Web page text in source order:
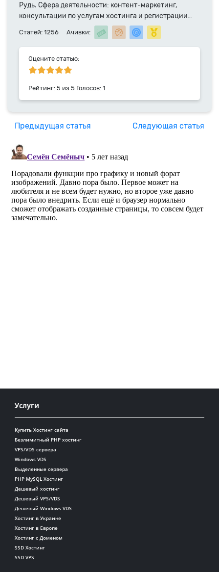
Рудь. Сфера деятельности: контент-маркетинг,
консультации по услугам хостинга и регистрации
доменных имен. Специалист компании HyperHost.UA
Статей: 1256 Ачивки:
Оцените статью:
Рейтинг: 5 из 5 Голосов: 1
Предыдущая статья Следующая статья
Услуги
Купить Хостинг сайта
Безлимитный PHP хостинг
VPS/VDS сервера
Windows VDS
Выделенные сервера
PHP MySQL Хостинг
Дешевый хостинг
Дешевый VPS/VDS
Дешевый Windows VDS
Хостинг в Украине
Хостинг в Европе
Хостинг с Доменом
SSD Хостинг
SSD VPS